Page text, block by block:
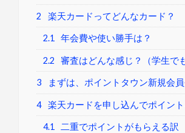
2 楽天カードってどんなカード？
2.1 年会費や使い勝手は？
2.2 審査はどんな感じ？（学生で
3 まずは、ポイントタウン新規会
4 楽天カードを申し込んでポイント
4.1 二重でポイントがもらえる訳